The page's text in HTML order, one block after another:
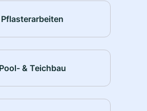
Pflasterarbeiten
Pool- & Teichbau